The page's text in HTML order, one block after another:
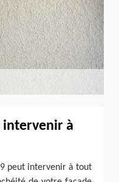
intervenir à
peut intervenir à tout